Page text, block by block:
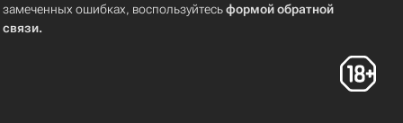
замеченных ошибках, воспользуйтесьформой обратной
связи.